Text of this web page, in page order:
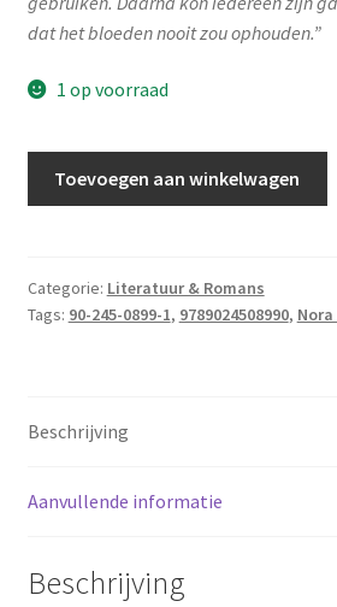
dat het bloeden nooit zou ophouden.”
1 op voorraad
Troostmeisje
aantal
Toevoegen aan winkelwagen
Categorie: Literatuur & Romans
Tags: 90-245-0899-1, 9789024508990,
Beschrijving
Aanvullende informatie
Beschrijving